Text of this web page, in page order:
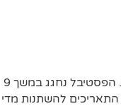
יש פסטיבל צמחוני, הידוע גם בשם פסטיבל ג'יי ופסטיבל תשעת האלים הקיסריים. הפסטיבל נחגג במשך 9
להשתנות מדי